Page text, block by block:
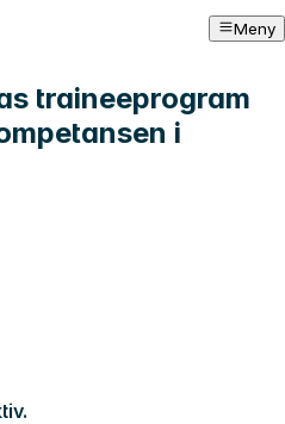
Meny
traineeprogram
i